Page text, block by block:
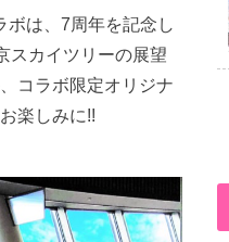
ボは、7周年を記念し
スカイツリーの展望
コラボ限定オリジナ
楽しみに!!